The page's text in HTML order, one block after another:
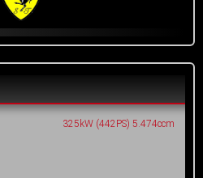
325kW (442PS) 5.474ccm